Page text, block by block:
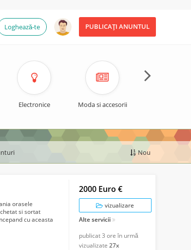
PUBLICAȚI ANUNTUL
Loghează-te
Electronice Moda si accesorii
Nou
orasele
si sortat
cu aceasta
2000 Euro €
vizualizare
Alte servicii
publicat3 ore în urmă
vizualizate 27x